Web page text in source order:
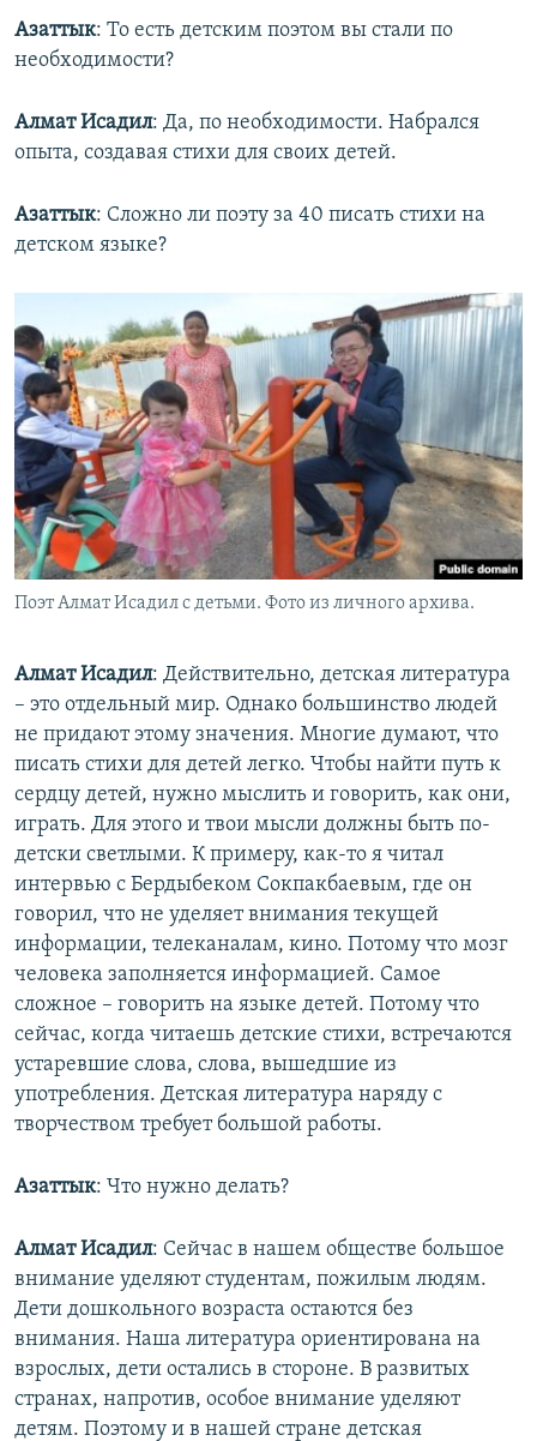
Азаттык: То есть детским поэтом вы стали по
необходимости?
Алмат Исадил: Да, по необходимости. Набрался
опыта, создавая стихи для своих детей.
Азаттык: Сложно ли поэту за 40 писать стихи на
детском языке?
Поэт Алмат Исадил с детьми. Фото из личного архива.
Алмат Исадил: Действительно, детская литература
– это отдельный мир. Однако большинство людей
не придают этому значения. Многие думают, что
писать стихи для детей легко. Чтобы найти путь к
сердцу детей, нужно мыслить и говорить, как они,
играть. Для этого и твои мысли должны быть по-
детски светлыми. К примеру, как-то я читал
интервью с Бердыбеком Сокпакбаевым, где он
говорил, что не уделяет внимания текущей
информации, телеканалам, кино. Потому что мозг
человека заполняется информацией. Самое
сложное – говорить на языке детей. Потому что
сейчас, когда читаешь детские стихи, встречаются
устаревшие слова, слова, вышедшие из
употребления. Детская литература наряду с
творчеством требует большой работы.
Азаттык: Что нужно делать?
Алмат Исадил: Сейчас в нашем обществе большое
внимание уделяют студентам, пожилым людям.
Дети дошкольного возраста остаются без
внимания. Наша литература ориентирована на
взрослых, дети остались в стороне. В развитых
странах, напротив, особое внимание уделяют
детям. Поэтому и в нашей стране детская